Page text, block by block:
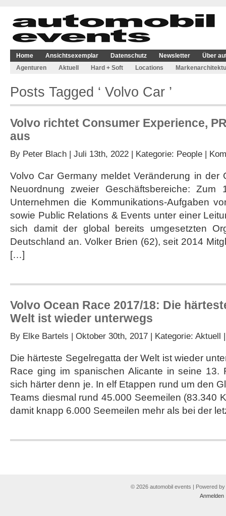
Home Ansichtsexemplar Datenschutz Newsletter
Über
Agenturen
Aktuell Hard + Soft Locations
Posts Tagged ‘ Volvo Car ’
Volvo richtet Consumer Experience,
aus
By Peter Blach | Juli 13th, 2022 | Kategorie: People |
Volvo Car Germany meldet Veränderung in der
Neuordnung zweier Geschäftsbereiche:
Unternehmen die Kommunikations-Aufgaben
sowie Public Relations & Events unter einer
sich damit der global bereits umgesetzten
Deutschland an. Volker Brien (62), seit 2014
[…]
Volvo Ocean Race 2017/18: Die
Welt ist wieder unterwegs
By Elke Bartels | Oktober 30th, 2017 | Kategorie: Aktuell
Die härteste Segelregatta der Welt ist wieder
Race ging im spanischen Alicante in seine 13.
sich härter denn je. In elf Etappen rund um den
Teams diesmal rund 45.000 Seemeilen (83.340
damit knapp 6.000 Seemeilen mehr als bei der
© 2026 automobil events | Powered by
Anmelden|